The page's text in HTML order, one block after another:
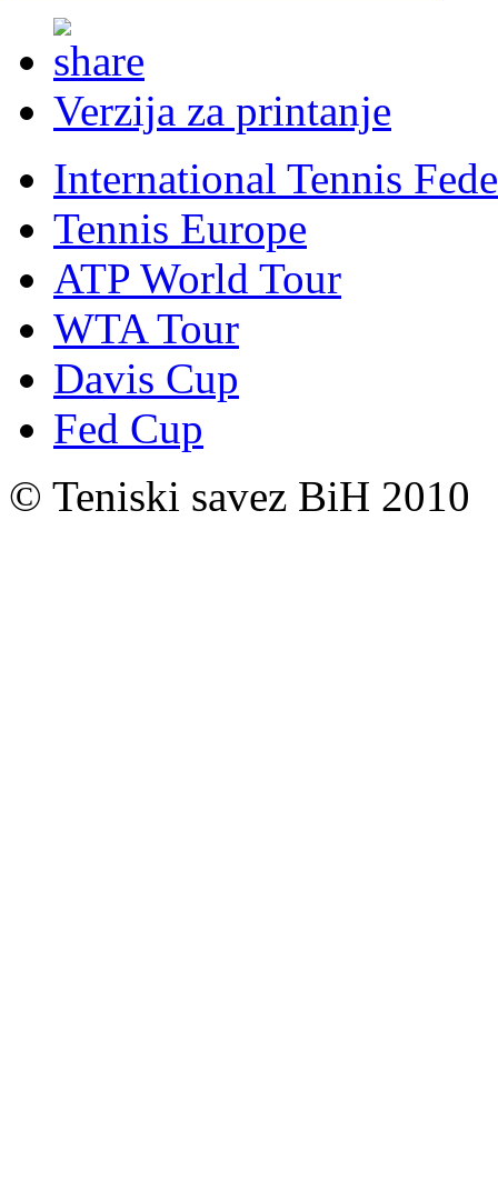
Verzija za printanje
International Tennis
Tennis Europe
ATP World Tour
WTA Tour
Davis Cup
Fed Cup
© Teniski savez BiH 2010